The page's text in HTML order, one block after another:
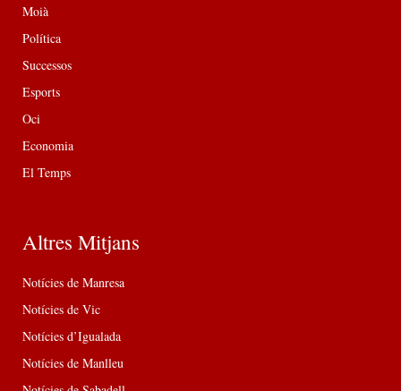
Moià
Política
Successos
Esports
Oci
Economia
El Temps
Altres Mitjans
Notícies de Manresa
Notícies de Vic
Notícies d’Igualada
Notícies de Manlleu